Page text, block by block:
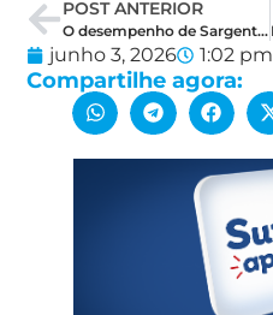
POST ANTERIOR
O desempenho de Sargento Gonçalves que surpreende nas pesquisas e gera expectativas
junho 3, 2026 1:02 pm
Compartilhe agora: